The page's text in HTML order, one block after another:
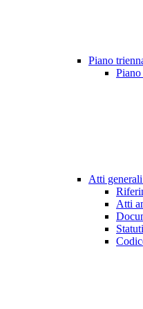
Piano
Atti generali
Atti